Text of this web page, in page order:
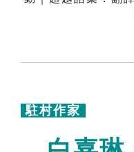
駐村作家